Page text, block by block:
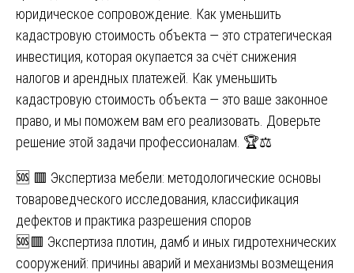
юридическое сопровождение. Как уменьшить
кадастровую стоимость объекта — это стратегическая
инвестиция, которая окупается за счёт снижения
налогов и арендных платежей. Как уменьшить
кадастровую стоимость объекта — это ваше законное
право, и мы поможем вам его реализовать. Доверьте
решение этой задачи профессионалам. 🏆⚖️
Навигация
по
записям
🆘 🟥 Экспертиза мебели: методологические основы
товароведческого исследования, классификация
дефектов и практика разрешения споров
🆘🟥 Экспертиза плотин, дамб и иных гидротехнических
сооружений: причины аварий и механизмы возмещения